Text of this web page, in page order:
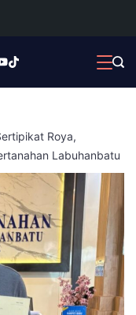
Roya,
Labuhanbatu